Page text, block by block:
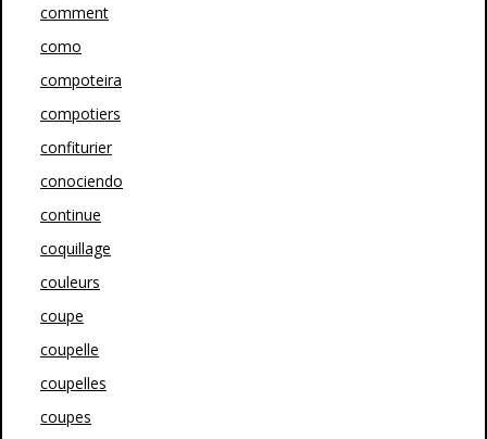
comment
como
compoteira
compotiers
confiturier
conociendo
continue
coquillage
couleurs
coupe
coupelle
coupelles
coupes